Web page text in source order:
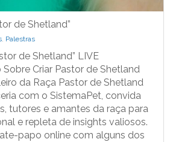
de Shetland”
, Palestras
de Shetland” LIVE
Sobre Criar Pastor de Shetland
da Raça Pastor de Shetland
com o SistemaPet, convida
tutores e amantes da raça para
e repleta de insights valiosos.
papo online com alguns dos